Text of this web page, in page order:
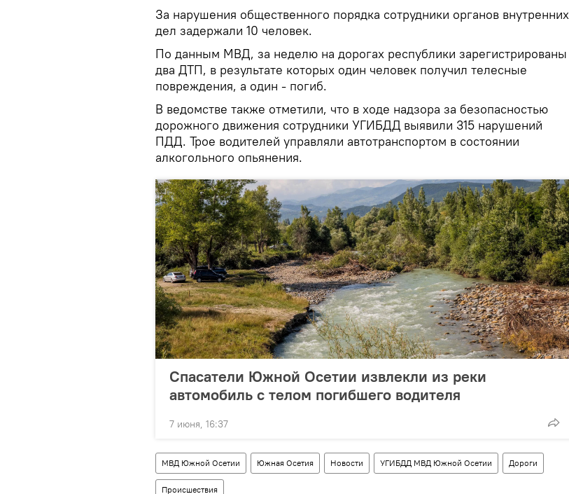
За нарушения общественного порядка сотрудники органов внутренних
дел задержали 10 человек.
По данным МВД, за неделю на дорогах республики зарегистрированы
два ДТП, в результате которых один человек получил телесные
повреждения, а один - погиб.
В ведомстве также отметили, что в ходе надзора за безопасностью
дорожного движения сотрудники УГИБДД выявили 315 нарушений
ПДД. Трое водителей управляли автотранспортом в состоянии
алкогольного опьянения.
Спасатели Южной Осетии извлекли из реки
автомобиль с телом погибшего водителя
7 июня, 16:37
МВД Южной Осетии Южная Осетия Новости УГИБДД МВД Южной Осетии Дороги
Происшествия